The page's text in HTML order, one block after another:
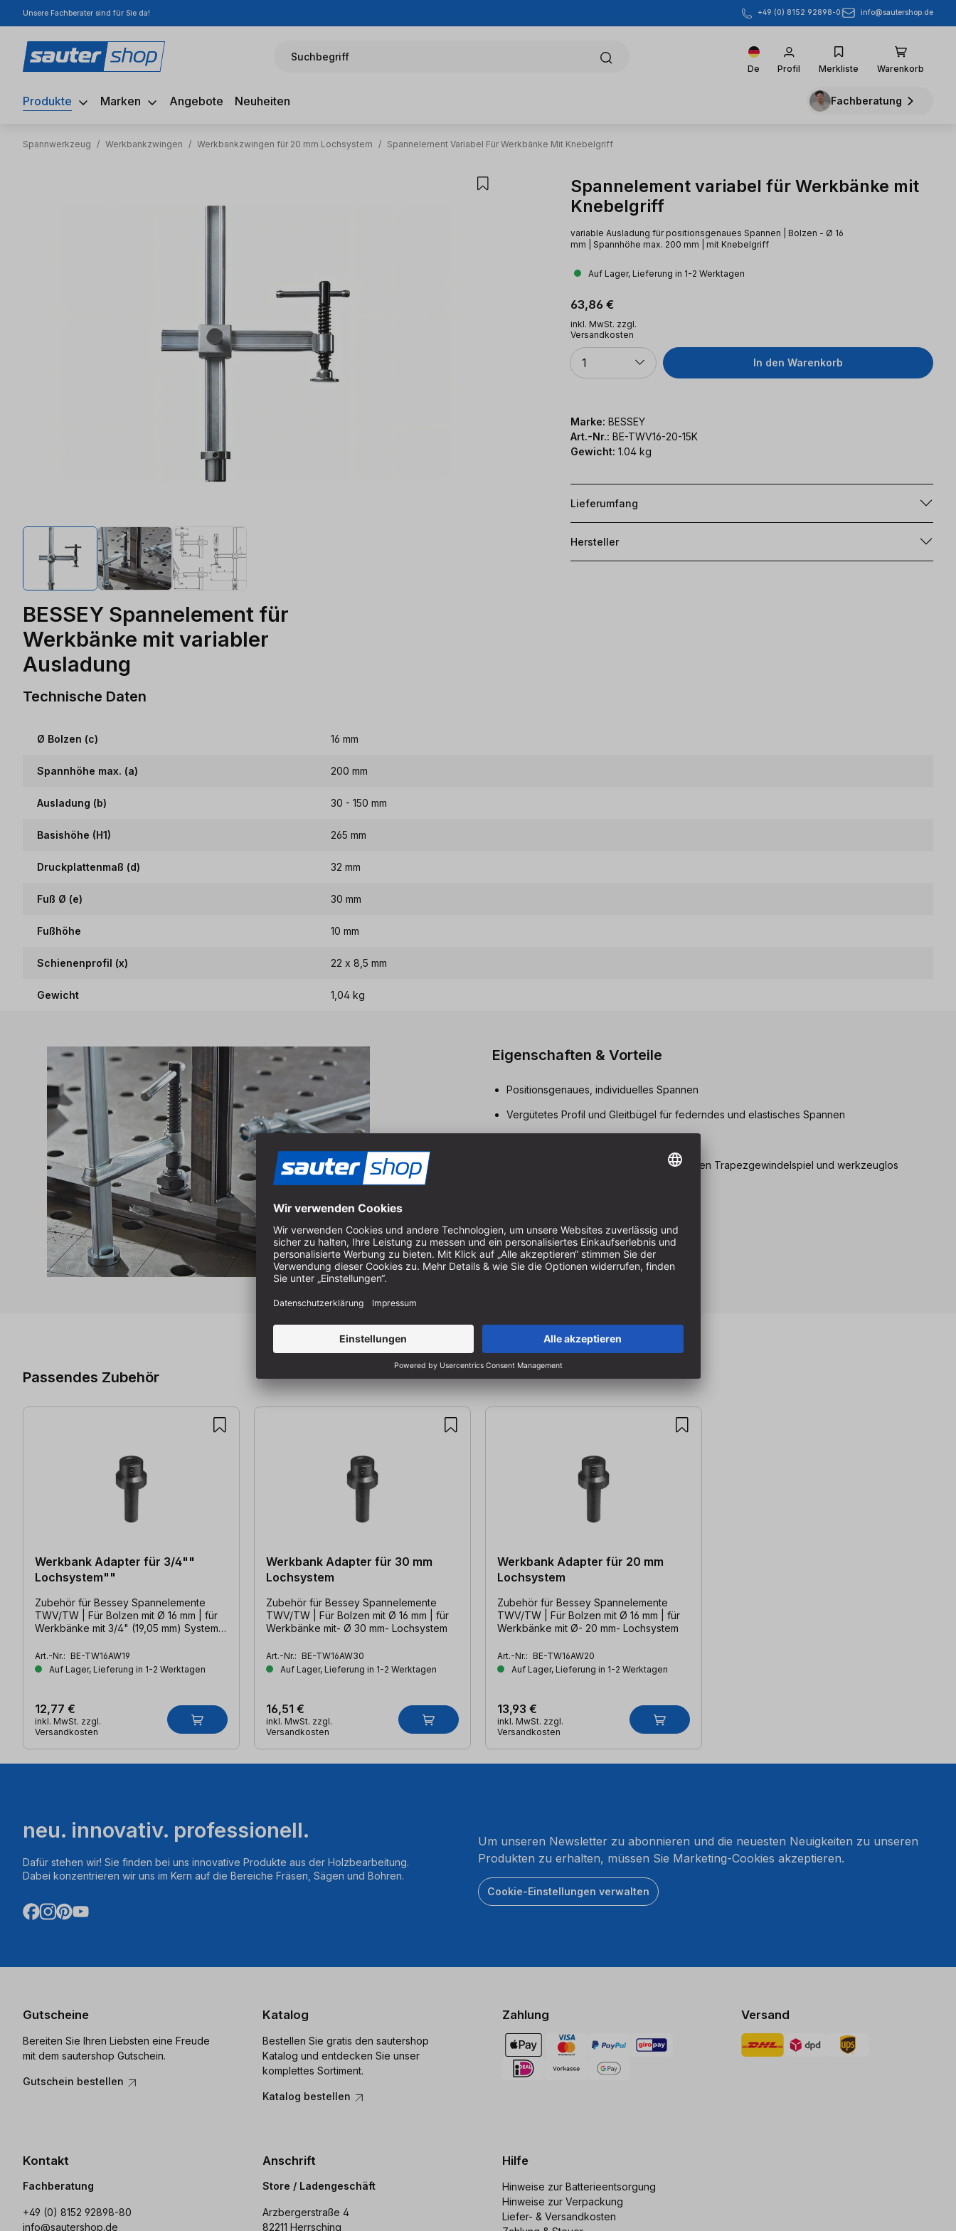
Hauptinhalt springen
Zur Suche springen
Zur Hauptnavigation springen
Unsere Fachberater sind für Sie da! +49 (0) 8152 92898-0 info@sautershop.de
Suchbegriff
De Profil Merkliste Warenkorb
Produkte Marken Angebote Neuheiten Fachberatung
Spannwerkzeug / Werkbankzwingen / Werkbankzwingen für 20 mm Lochsystem / Spannelement Variabel Für Werkbänke Mit Knebelgriff
Spannelement variabel für Werkbänke mit
Knebelgriff
variable Ausladung für positionsgenaues Spannen | Bolzen - Ø 16
mm | Spannhöhe max. 200 mm | mit Knebelgriff
Auf Lager, Lieferung in 1-2 Werktagen
Regulärer Preis:
63,86 €
inkl. MwSt. zzgl.
Versandkosten
Anzahl
1 In den Warenkorb
Marke: BESSEY
Art.-Nr.: BE-TWV16-20-15K
Gewicht: 1.04 kg
Lieferumfang
Hersteller
BESSEY Spannelement für
Werkbänke mit variabler
Ausladung
Technische Daten
Ø Bolzen (c) 16 mm
Spannhöhe max. (a) 200 mm
Ausladung (b) 30 - 150 mm
Basishöhe (H1) 265 mm
Druckplattenmaß (d) 32 mm
Fuß Ø (e) 30 mm
Fußhöhe 10 mm
Schienenprofil (x) 22 x 8,5 mm
Gewicht 1,04 kg
Eigenschaften & Vorteile
Positionsgenaues, individuelles Spannen
Vergütetes Profil und Gleitbügel für federndes und elastisches Spannen
Hochwertiger Knebelgriff mit abgerundeten Trapezgewindelspiel und werkzeuglos
Passendes Zubehör
Werkbank Adapter für 3/4""
Lochsystem""
Zubehör für Bessey Spannelemente
TWV/TW | Für Bolzen mit Ø 16 mm | für
Werkbänke mit 3/4" (19,05 mm) System
Art.-Nr.: BE-TW16AW19
Auf Lager, Lieferung in 1-2 Werktagen
12,77 €
inkl. MwSt. zzgl.
Versandkosten
Werkbank Adapter für 30 mm
Lochsystem
Zubehör für Bessey Spannelemente
TWV/TW | Für Bolzen mit Ø 16 mm | für
Werkbänke mit- Ø 30 mm- Lochsystem
Art.-Nr.: BE-TW16AW30
Auf Lager, Lieferung in 1-2 Werktagen
16,51 €
inkl. MwSt. zzgl.
Versandkosten
Werkbank Adapter für 20 mm
Lochsystem
Zubehör für Bessey Spannelemente
TWV/TW | Für Bolzen mit Ø 16 mm | für
Werkbänke mit Ø- 20 mm- Lochsystem
Art.-Nr.: BE-TW16AW20
Auf Lager, Lieferung in 1-2 Werktagen
13,93 €
inkl. MwSt. zzgl.
Versandkosten
neu. innovativ. professionell.
Dafür stehen wir! Sie finden bei uns innovative Produkte aus der Holzbearbeitung.
Dabei konzentrieren wir uns im Kern auf die Bereiche Fräsen, Sägen und Bohren.
Um unseren Newsletter zu abonnieren und die neuesten Neuigkeiten zu unseren
Produkten zu erhalten, müssen Sie Marketing-Cookies akzeptieren.
Cookie-Einstellungen verwalten
Gutscheine
Bereiten Sie Ihren Liebsten eine Freude
mit dem sautershop Gutschein.
Gutschein bestellen
Katalog
Bestellen Sie gratis den sautershop
Katalog und entdecken Sie unser
komplettes Sortiment.
Katalog bestellen
Zahlung Versand
Kontakt
Fachberatung
+49 (0) 8152 92898-80
info@sautershop.de
Anschrift
Store / Ladengeschäft
Arzbergerstraße 4
82211 Herrsching
Hilfe
Hinweise zur Batterieentsorgung
Hinweise zur Verpackung
Liefer- & Versandkosten